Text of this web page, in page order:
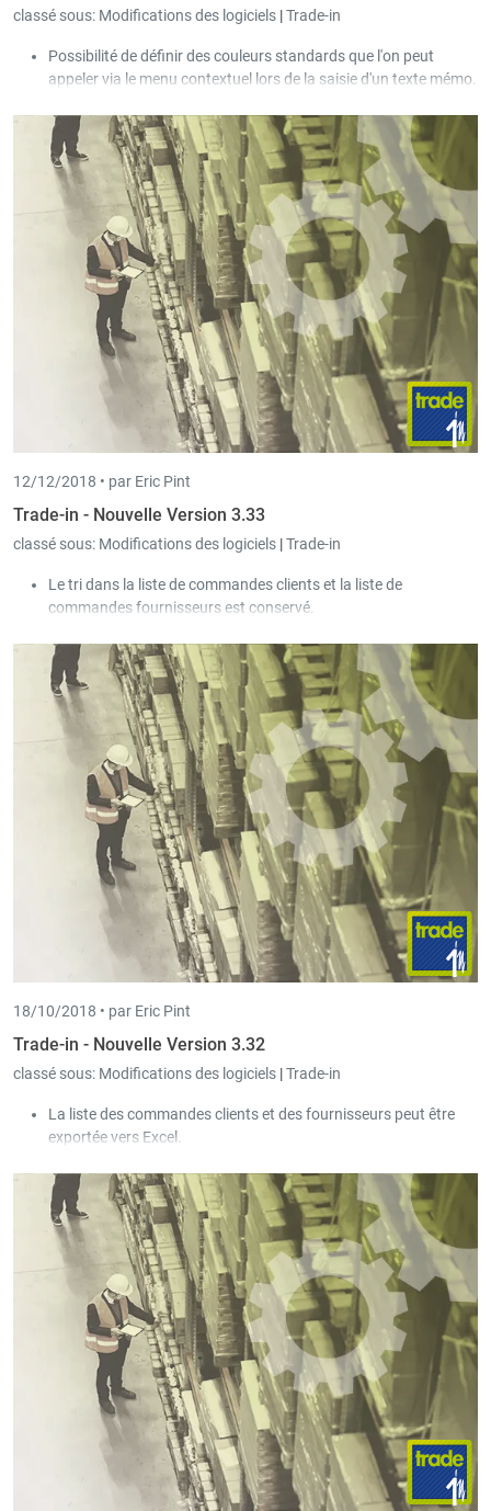
classé sous: Modifications des logiciels |Trade-in
Possibilité de définir des couleurs standards que l'on peut
appeler via le menu contextuel lors de la saisie d'un texte mémo.
réédition PDF est transmise vers Scan-in.
12/12/2018 • par Eric Pint
Trade-in - Nouvelle Version 3.33
classé sous: Modifications des logiciels |Trade-in
Le tri dans la liste de commandes clients et la liste de
commandes fournisseurs est conservé.
Ce paramètre fait en sorte que lors de la création d'un
client/fournisseur les données sont automatiquement reprises
de la base de données de l'UE (même principe que déjà dans
Book-in).
18/10/2018 • par Eric Pint
Trade-in - Nouvelle Version 3.32
classé sous: Modifications des logiciels |Trade-in
La liste des commandes clients et des fournisseurs peut être
exportée vers Excel.
de la liste des commandes clients et de la liste des commandes
fournisseurs.
Impression automatique des fournisseurs : "Origine collective
(Quantité UC/Transfert (Quantité UC)) (UC = Unité de
commande)" ajouté.